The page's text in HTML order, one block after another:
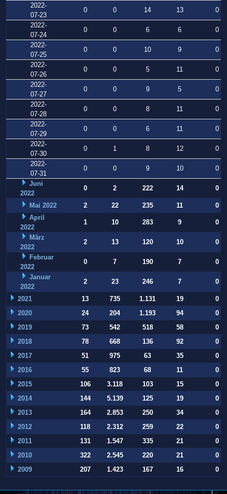
2022-
07-23
0 0 14 13
0
2022-
07-24
0 0 6 6
0
2022-
07-25
0 0 10 9
0
2022-
07-26
0 0 5 11
0
2022-
07-27
0 0 9 5
0
2022-
07-28
0 0 8 11
0
2022-
07-29
0 0 6 11
0
2022-
07-30
0 1 8 12
0
2022-
07-31
0 0 9 10
0
Juni
2022
0 2 222 14 0
Mai 2022 2 22 235 11
0
April
2022
1 10 283 9
0
März
2022
2 13 120 10
0
Februar
2022
0 7 190 7
0
Januar
2022
2 23 246 7 0
2021 13 735 1.131 19
0
2020
24 204 1.193 94
0
2019
73 542 518 58
0
2018
78 668 136 92
0
2017
51 975 63 35
0
2016
55 823 68 11
0
2015
106 3.118 103 15
0
2014
144 5.139 125 19
0
2013
164 2.853 250 34
0
2012
118 2.312 259 22
0
2011
131 1.547 335 21
0
2010
322 2.545 220 21
0
2009
207 1.423 167 16 0